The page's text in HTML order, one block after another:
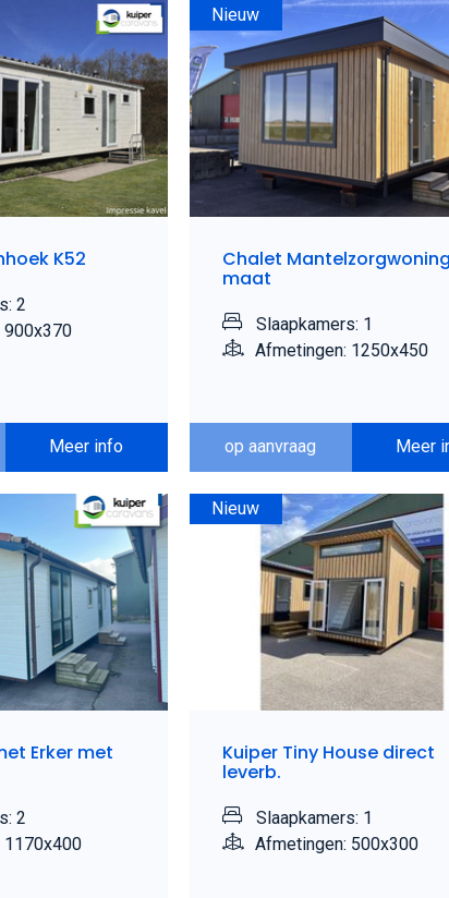
K52
2
900x370
Meer info
Nieuw
Chalet
maat
Slaapkamers: 1
Afmetingen: 1250x450
op aanvraag Meer
Erker met
2
1170x400
Nieuw
Kuiper Tiny House direct
leverb.
Slaapkamers: 1
Afmetingen: 500x300